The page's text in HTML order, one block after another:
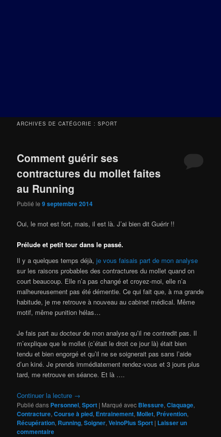
ARCHIVES DE CATÉGORIE :SPORT
Comment guérir ses
contractures du mollet faites
au Running
Publié le9 septembre 2014
Oui, le mot est fort, mais, il est là. J’ai bien dit Guérir !!
Prélude et petit tour dans le passé.
Il y a quelques temps déjà,je vous faisais part de mon analyse
sur les raisons probables des contractures du mollet quand on
court beaucoup. Elle n’a pas changé et croyez-moi, elle n’a
malheureusement pas été démentie. Ce qui fait que, à ma grande
habitude, je me retrouve à nouveau au cabinet médical. Même
motif, même punition hélas…
Je fais part au docteur de mon analyse qu’il ne contredit pas. Il
m’explique que le mollet (c’était le droit ce jour là) était bien
tendu et bien engorgé et qu’il ne se soignerait pas sans l’aide
d’un kiné. Je prends immédiatement rendez-vous et 3 jours plus
tard, me retrouve en séance. Et là ….
Continuer la lecture →
Publié dans Personnel,Sport | Marqué avec Blessure,Claquage,
Contracture,Course à pied, Entrainement,Mollet, Prévention,
Récupération, Running,Soigner,VeinoPlus Sport | Laisser un
commentaire